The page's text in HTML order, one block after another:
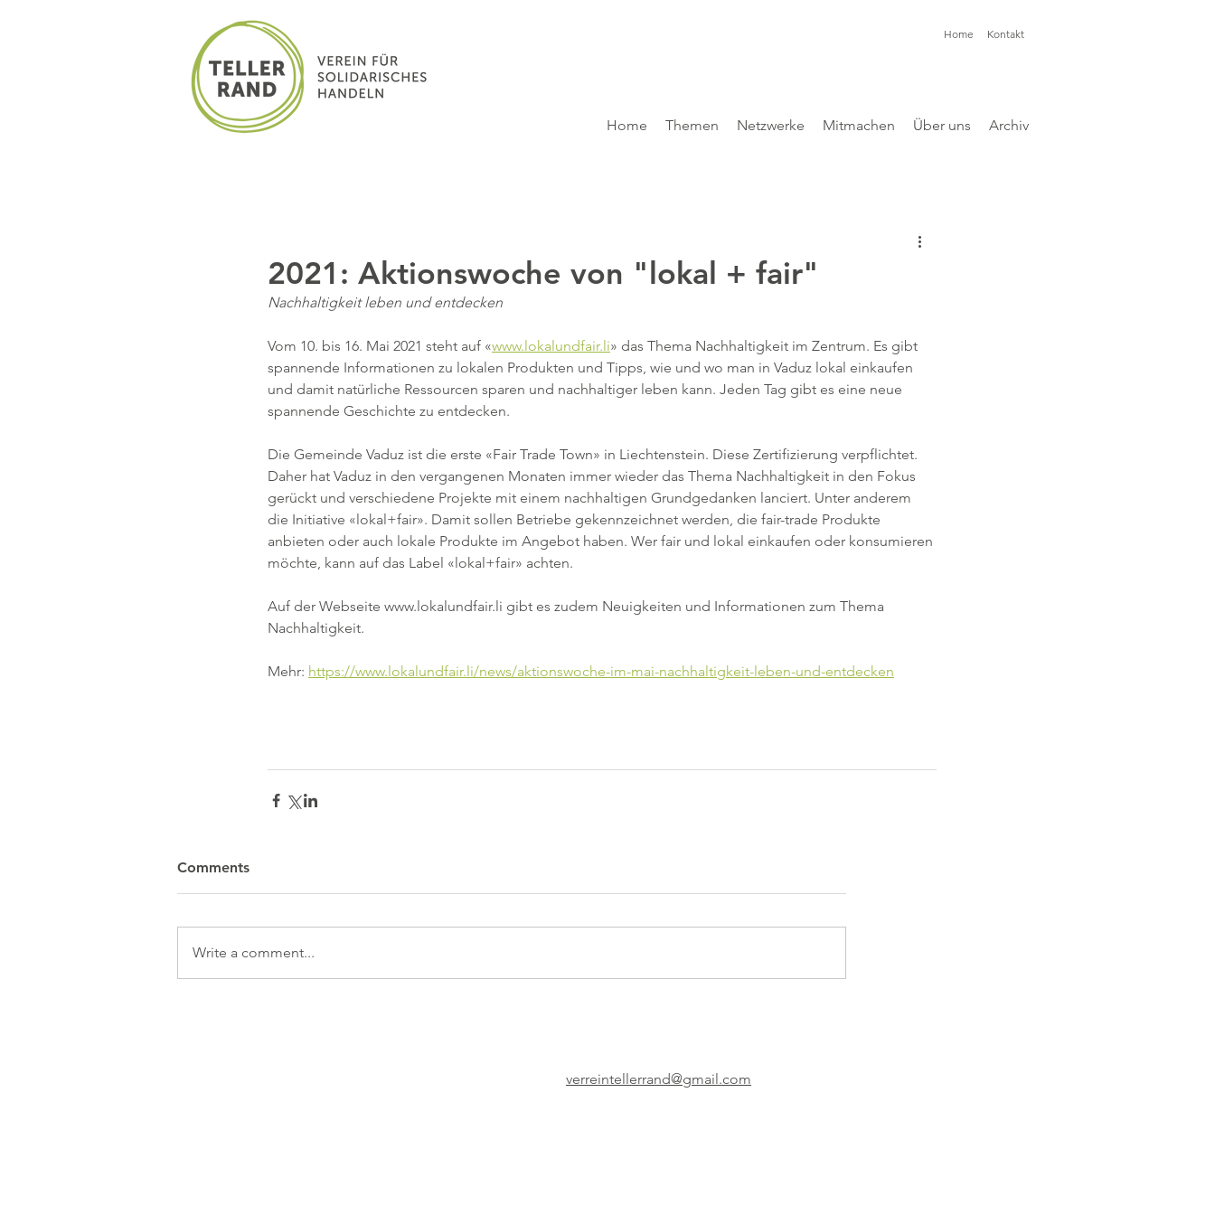
Home Kontakt
Home Themen Netzwerke Mitmachen Über uns Archiv
2021: Aktionswoche von "lokal + fair"
Nachhaltigkeit leben und entdecken
Vom 10. bis 16. Mai 2021 steht auf «www.lokalundfair.li» das Thema Nachhaltigkeit im Zentrum. Es gibt
spannende Informationen zu lokalen Produkten und Tipps, wie und wo man in Vaduz lokal einkaufen
und damit natürliche Ressourcen sparen und nachhaltiger leben kann. Jeden Tag gibt es eine neue
spannende Geschichte zu entdecken.
Die Gemeinde Vaduz ist die erste «Fair Trade Town» in Liechtenstein. Diese Zertifizierung verpflichtet.
Daher hat Vaduz in den vergangenen Monaten immer wieder das Thema Nachhaltigkeit in den Fokus
gerückt und verschiedene Projekte mit einem nachhaltigen Grundgedanken lanciert. Unter anderem
die Initiative «lokal+fair». Damit sollen Betriebe gekennzeichnet werden, die fair-trade Produkte
anbieten oder auch lokale Produkte im Angebot haben. Wer fair und lokal einkaufen oder konsumieren
möchte, kann auf das Label «lokal+fair» achten.
Auf der Webseite www.lokalundfair.li gibt es zudem Neuigkeiten und Informationen zum Thema
Nachhaltigkeit.
Mehr: https://www.lokalundfair.li/news/aktionswoche-im-mai-nachhaltigkeit-leben-und-entdecken
Comments
Write a comment...
verreintellerrand@gmail.com